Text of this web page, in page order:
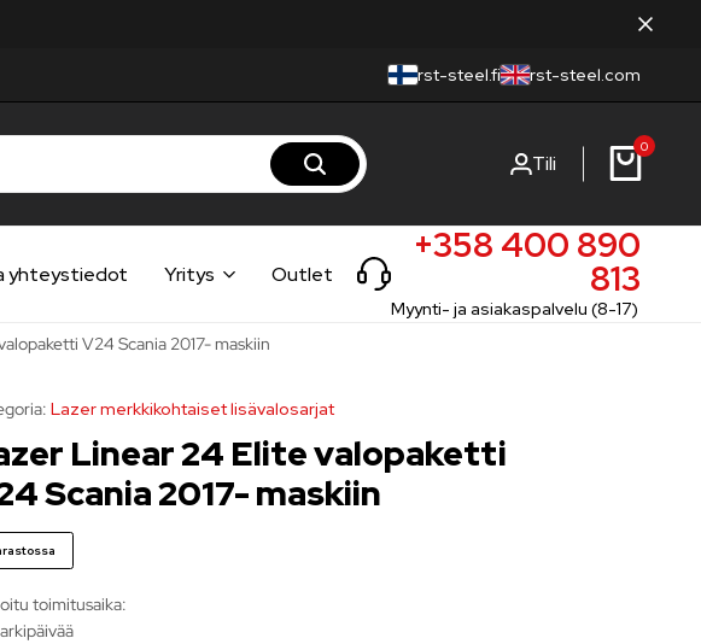
rst-steel.fi rst-steel.com
Tili
0
yhteystiedot Yritys Outlet
+358 400 890
813
Myynti- ja asiakaspalvelu (8-17)
V24 Scania 2017- maskiin
Lazer merkkikohtaiset lisävalosarjat
Linear 24 Elite valopaketti
Scania 2017- maskiin
toimitusaika: